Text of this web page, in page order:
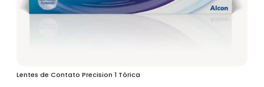
Lentes de Contato Precision 1 Tórica